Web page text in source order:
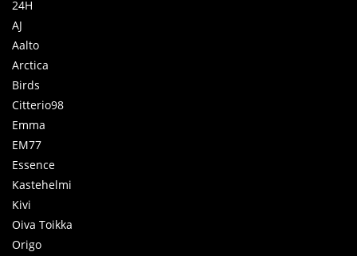
24H
AJ
Aalto
Arctica
Birds
Citterio98
Emma
EM77
Essence
Kastehelmi
Kivi
Oiva Toikka
Origo